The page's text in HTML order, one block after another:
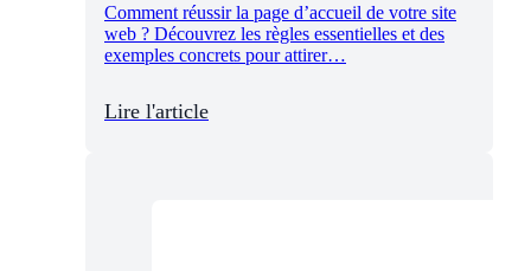
Comment réussir la page d’accueil de votre site
web ? Découvrez les règles essentielles et des
exemples concrets pour attirer…
Lire l'article